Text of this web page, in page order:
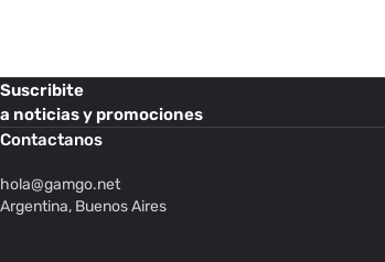
Suscribite
a noticias y promociones
Contactanos
hola@gamgo.net
Argentina, Buenos Aires